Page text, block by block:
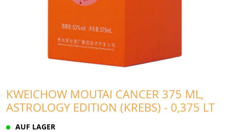
KWEICHOW MOUTAI CANCER 375 ML,
ASTROLOGY EDITION (KREBS) - 0,375 LT
AUF LAGER